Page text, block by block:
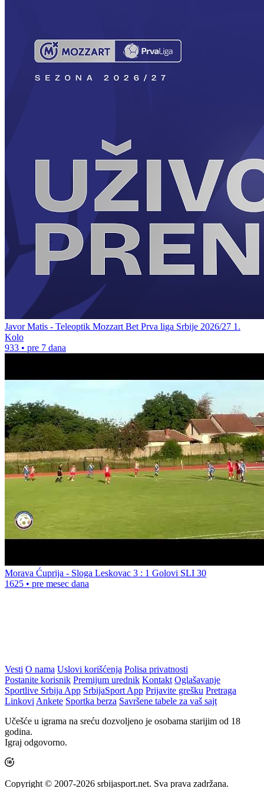
Javor Matis - Teleoptik Mozzart Bet Prva liga Srbije 2026/27 1.
Kolo
933 • pre 7 dana
Morava Ćuprija - Sloga Leskovac 3 : 1 Golovi SLI 30
1625 • pre mesec dana
Vesti O nama Uslovi korišćenja Polisa privatnosti
Postanite korisnik Premijum urednik Kontakt Oglašavanje
Sportlive Srbija App SrbijaSport App Prijavite grešku Pretraga
Linkovi Ankete Sportka berza Savršene tabele za vaš sajt
Učešće u igrama na sreću dozvoljeno je osobama starijim od 18
godina.
Igraj odgovorno.
Copyright © 2007-2026 srbijasport.net. Sva prava zadržana.